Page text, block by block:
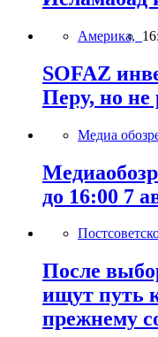
Америка,
SOFAZ
Перу, но не
Медиа
до 16:00 7
После
ищут путь
прежнему